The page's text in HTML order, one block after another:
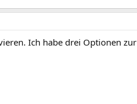
Ich habe drei Optionen zur